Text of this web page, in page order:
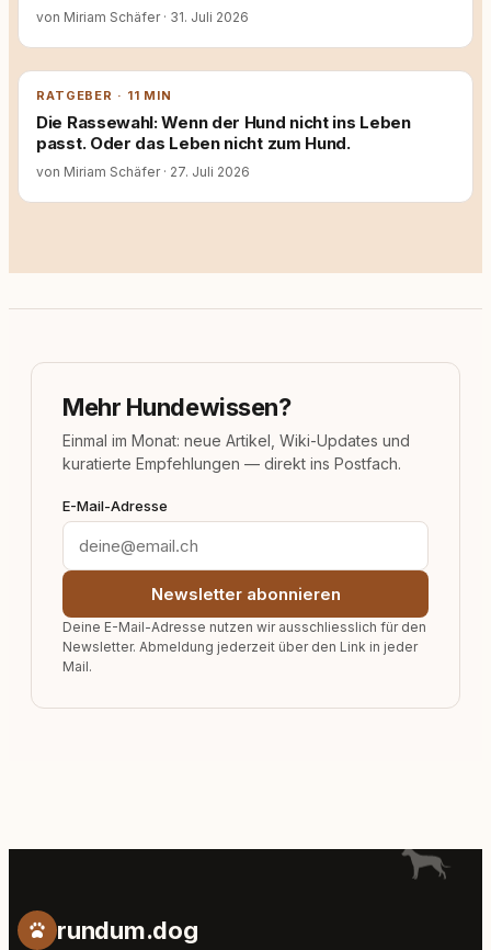
von Miriam Schäfer · 31. Juli 2026
RATGEBER · 11 MIN
Die Rassewahl: Wenn der Hund nicht ins Leben
passt. Oder das Leben nicht zum Hund.
von Miriam Schäfer · 27. Juli 2026
Mehr Hundewissen?
Einmal im Monat: neue Artikel, Wiki-Updates und
kuratierte Empfehlungen — direkt ins Postfach.
E-Mail-Adresse
Newsletter abonnieren
Deine E-Mail-Adresse nutzen wir ausschliesslich für den
Newsletter. Abmeldung jederzeit über den Link in jeder
Mail.
rundum.dog